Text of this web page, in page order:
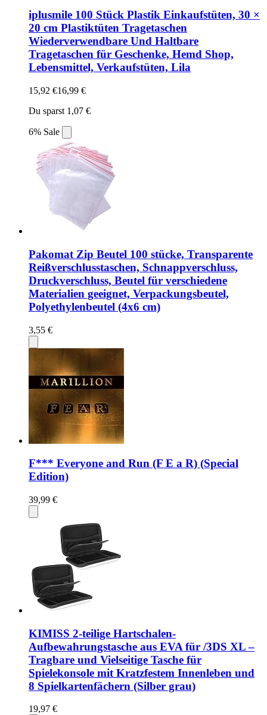
iplusmile 100 Stück Plastik Einkaufstüten, 30 ×
20 cm Plastiktüten Tragetaschen
Wiederverwendbare Und Haltbare
Tragetaschen für Geschenke, Hemd Shop,
Lebensmittel, Verkaufstüten, Lila
15,92 €16,99 €
Du sparst 1,07 €
6% Sale
Pakomat Zip Beutel 100 stücke, Transparente
Reißverschlusstaschen, Schnappverschluss,
Druckverschluss, Beutel für verschiedene
Materialien geeignet, Verpackungsbeutel,
Polyethylenbeutel (4x6 cm)
3,55 €
F*** Everyone and Run (F E a R) (Special
Edition)
39,99 €
KIMISS 2-teilige Hartschalen-
Aufbewahrungstasche aus EVA für /3DS XL –
Tragbare und Vielseitige Tasche für
Spielekonsole mit Kratzfestem Innenleben und
8 Spielkartenfächern (Silber grau)
19,97 €